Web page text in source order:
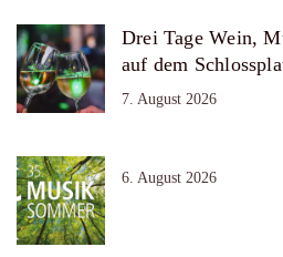
Drei Tage Wein,
auf dem
7. August 2026
6. August 2026